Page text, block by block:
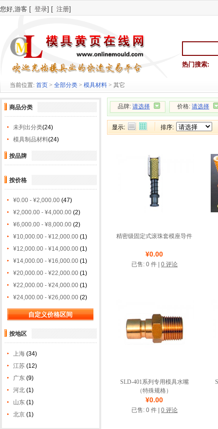
您好,游客 [ 登录] [ 注册]
热门搜索:
当前位置: 首页 > 全部分类 > 模具材料 > 其它
商品分类
未列出分类(24)
模具制品材料(24)
按品牌
按价格
¥0.00 - ¥2,000.00 (47)
¥2,000.00 - ¥4,000.00 (2)
¥6,000.00 - ¥8,000.00 (2)
¥10,000.00 - ¥12,000.00 (1)
¥12,000.00 - ¥14,000.00 (1)
¥14,000.00 - ¥16,000.00 (1)
¥20,000.00 - ¥22,000.00 (1)
¥22,000.00 - ¥24,000.00 (1)
¥24,000.00 - ¥26,000.00 (2)
按地区
上海 (34)
江苏 (12)
广东 (9)
河北 (1)
山东 (1)
北京 (1)
品牌: 请选择 价格: 请选择
显示: 排序:
精密级固定式滚珠套模座导件
店铺名称: 东莞市中钢模
具有限公司
¥0.00
已售: 0 件 | 0 评论
SLD-401系列专用模具水嘴
（特殊规格）
店铺名称: 东莞市中钢模
具有限公司
¥0.00
已售: 0 件 | 0 评论